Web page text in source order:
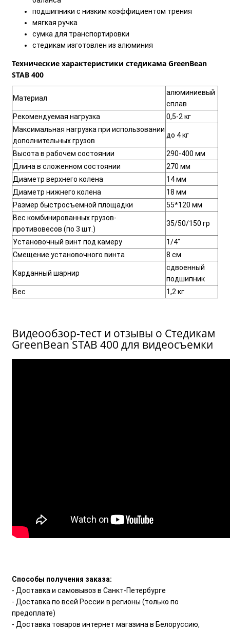
подшипники с низким коэффициентом трения
мягкая ручка
сумка для транспортировки
cтедикам изготовлен из алюминия
Технические характеристики стедикама GreenBean
STAB 400
Материал
алюминиевый
сплав
Рекомендуемая нагрузка
0,5-2 кг
Максимальная нагрузка при использовании
дополнительных грузов
до 4 кг
Высота в рабочем состоянии
290-400 мм
Длина в сложенном состоянии
270 мм
Диаметр верхнего колена
14 мм
Диаметр нижнего колена
18 мм
Размер быстросъемной площадки
55*120 мм
Вес комбинированных грузов-
противовесов (по 3 шт.)
35/50/150 гр
Установочный винт под камеру
1/4"
Смещение установочного винта
8 см
Карданный шарнир
сдвоенный
подшипник
Вес
1,2 кг
Видеообзор-тест и отзывы о Стедикам
GreenBean STAB 400 для видеосъемки
Способы получения заказа:
- Доставка и самовывоз в Санкт-Петербурге
- Доставка по всей России в регионы (только по
предоплате)
- Доставка товаров интернет магазина в Белоруссию,